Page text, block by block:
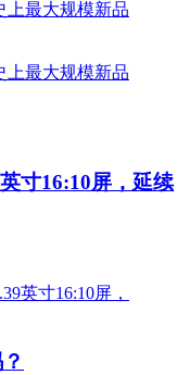
寸16:10屏，延续